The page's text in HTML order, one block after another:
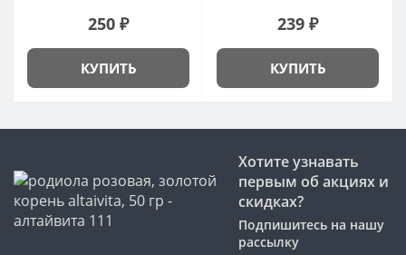
250 ₽
КУПИТЬ
239 ₽
КУПИТЬ
Хотите узнавать
первым об акциях и
скидках?
Подпишитесь на нашу
рассылку